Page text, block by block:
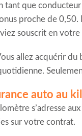
tant que
proche de
souscrit en votre
allez acquérir
auto au
s’adresse
sur votre contrat.